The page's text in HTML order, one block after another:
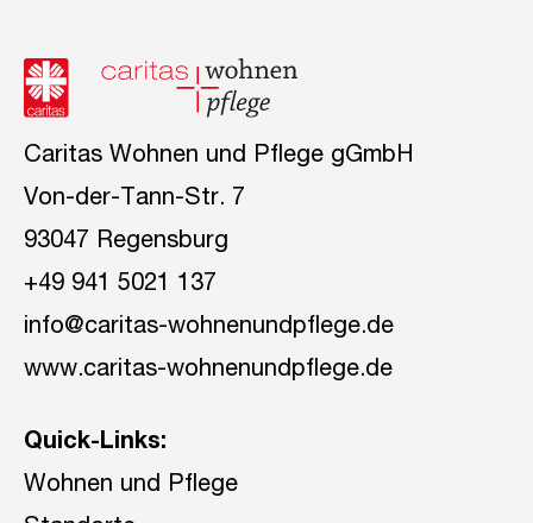
Caritas Wohnen und Pflege gGmbH
Von-der-Tann-Str. 7
93047 Regensburg
+49 941 5021 137
info@caritas-wohnenundpflege.de
www.caritas-wohnenundpflege.de
Quick-Links:
Wohnen und Pflege